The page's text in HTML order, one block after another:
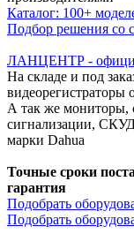
Каталог: 100+
Подбор решения со
ЛАНЦЕНТР -
На складе и под
видеорегистраторы
А так же мониторы,
сигнализации,
марки Dahua
Точные сроки
гарантия
Подобрать
Подобрать